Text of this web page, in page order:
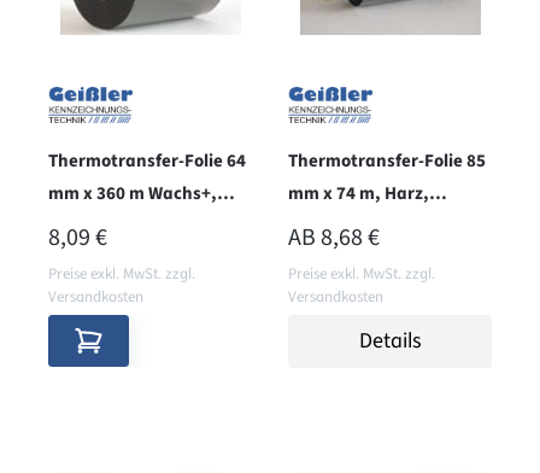
Thermotransfer-Folie 64
mm x 360 m Wachs+,
innen, BRILLIANT
REGULÄRER PREIS:
8,09 €
Preise exkl. MwSt. zzgl.
Versandkosten
Thermotransfer-Folie 85
mm x 74 m, Harz,
aussen, RESIST
REGULÄRER PREIS:
AB8,68 €
Preise exkl. MwSt. zzgl.
Versandkosten
Details